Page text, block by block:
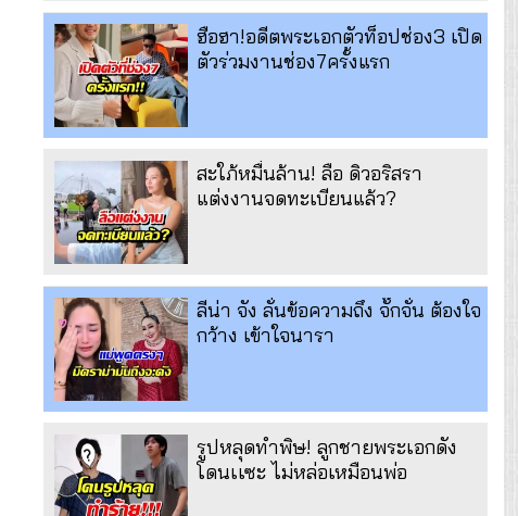
ฮือฮา!อดีตพระเอกตัวท็อปช่อง3 เปิด
ตัวร่วมงานช่อง7ครั้งแรก
สะใภ้หมื่นล้าน! ลือ ดิวอริสรา
แต่งงานจดทะเบียนแล้ว?
ลีน่า จัง ลั่นข้อความถึง จั๊กจั่น ต้องใจ
กว้าง เข้าใจนารา
รูปหลุดทำพิษ! ลูกชายพระเอกดัง
โดนเเซะ ไม่หล่อเหมือนพ่อ